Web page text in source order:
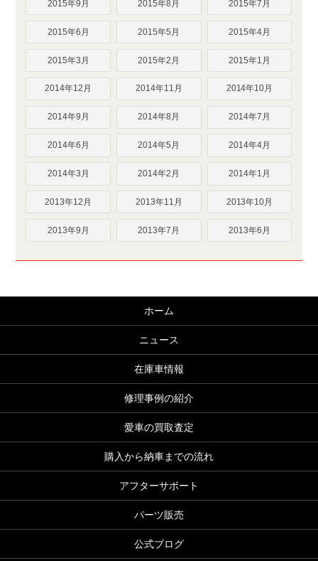
2015年9月 2015年8月 2015年7月
2015年6月 2015年5月 2015年4月
2015年3月 2015年2月 2015年1月
2014年12月 2014年11月 2014年10月
2014年9月 2014年8月 2014年7月
2014年6月 2014年5月 2014年4月
2014年3月 2014年2月 2014年1月
2013年12月 2013年11月 2013年10月
2013年9月 2013年7月 2013年6月
ホーム
ニュース
在庫車情報
修理事例の紹介
愛車の買取査定
購入から納車までの流れ
アフターサポート
パーツ販売
公式ブログ